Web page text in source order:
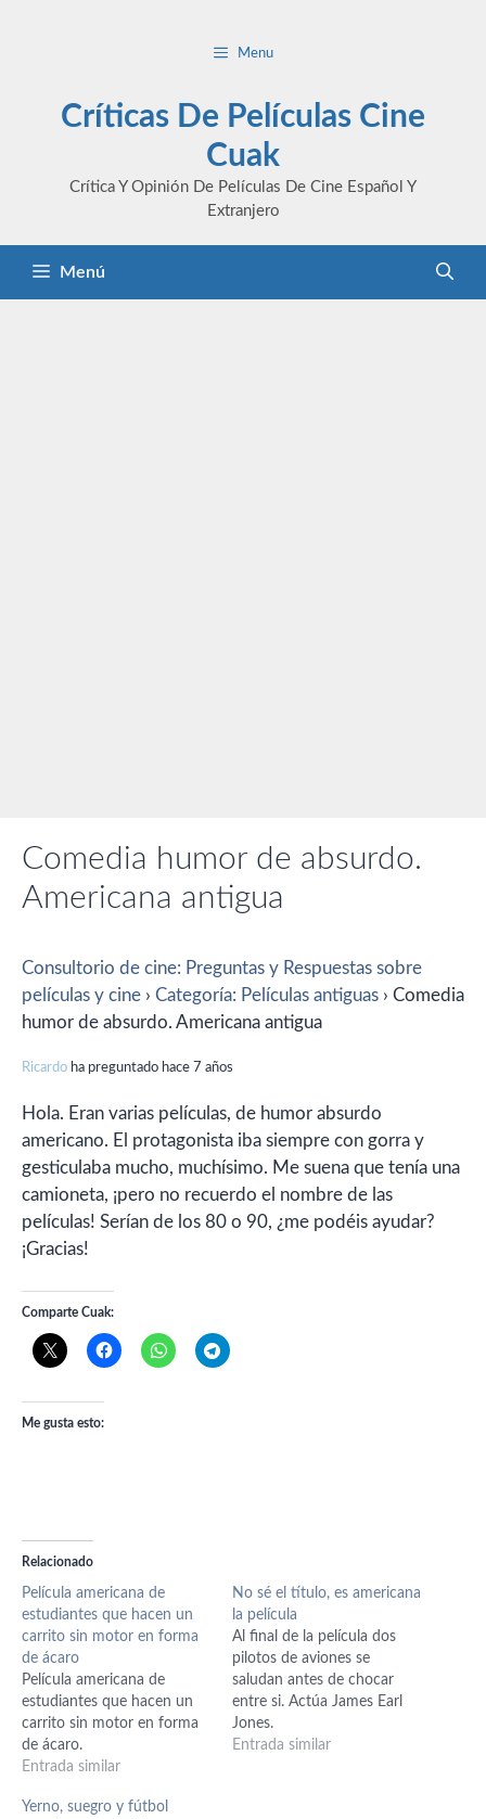
Menu
Críticas De Películas Cine
Cuak
Crítica Y Opinión De Películas De Cine Español Y
Extranjero
Menú
Comedia humor de absurdo.
Americana antigua
Consultorio de cine: Preguntas y Respuestas sobre
películas y cine › Categoría: Películas antiguas › Comedia
humor de absurdo. Americana antigua
Ricardo ha preguntado hace 7 años
Hola. Eran varias películas, de humor absurdo
americano. El protagonista iba siempre con gorra y
gesticulaba mucho, muchísimo. Me suena que tenía una
camioneta, ¡pero no recuerdo el nombre de las
películas! Serían de los 80 o 90, ¿me podéis ayudar?
¡Gracias!
Comparte Cuak:
Me gusta esto:
Relacionado
Película americana de
estudiantes que hacen un
carrito sin motor en forma
de ácaro
Película americana de
estudiantes que hacen un
carrito sin motor en forma
de ácaro.
Entrada similar
No sé el título, es americana
la película
Al final de la película dos
pilotos de aviones se
saludan antes de chocar
entre si. Actúa James Earl
Jones.
Entrada similar
Yerno, suegro y fútbol